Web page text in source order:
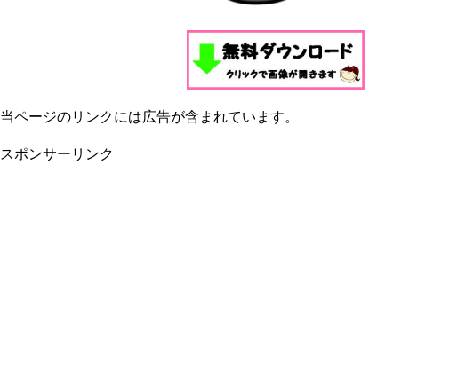
当ページのリンクには広告が含まれています。
スポンサーリンク